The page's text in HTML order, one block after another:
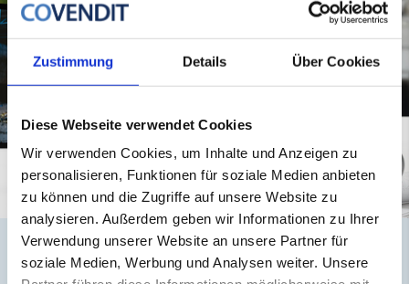
Zustimmung Details Über Cookies
Diese Webseite verwendet Cookies
Wir verwenden Cookies, um Inhalte und Anzeigen zu
personalisieren, Funktionen für soziale Medien anbieten
zu können und die Zugriffe auf unsere Website zu
analysieren. Außerdem geben wir Informationen zu Ihrer
Verwendung unserer Website an unsere Partner für
soziale Medien, Werbung und Analysen weiter. Unsere
REPORT | INFRASTRUKTUR & UMWELT
28.04.2026